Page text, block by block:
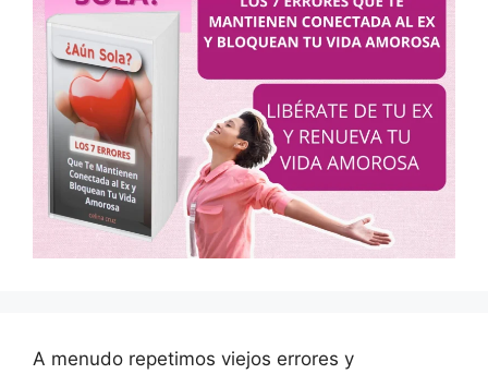
A menudo repetimos viejos errores y